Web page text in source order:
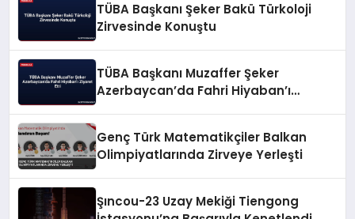
TÜBA Başkanı Şeker Bakü Türkoloji
Zirvesinde Konuştu
TÜBA Başkanı Muzaffer Şeker
Azerbaycan’da Fahri Hiyaban’ı
Genç Türk Matematikçiler Balkan
Olimpiyatlarında Zirveye Yerleşti
Şıncou-23 Uzay Mekiği Tiengong